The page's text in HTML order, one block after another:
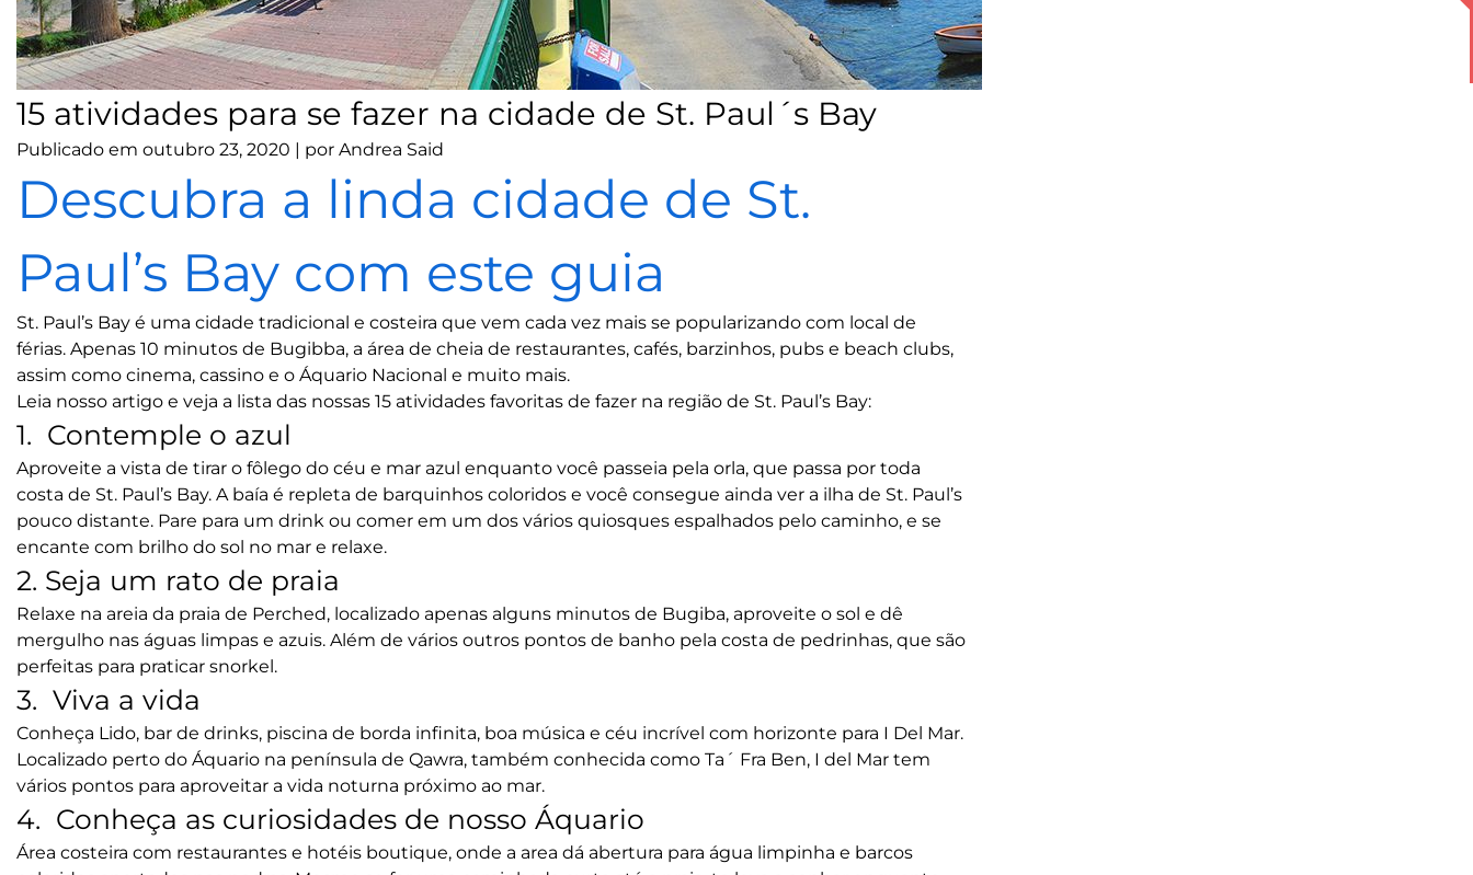
15 atividades para se fazer na cidade de St. Paul´s Bay
Publicado em outubro 23, 2020 | por Andrea Said
Descubra a linda cidade de St.
Paul’s Bay com este guia
St. Paul’s Bay é uma cidade tradicional e costeira que vem cada vez mais se popularizando com local de
férias. Apenas 10 minutos de Bugibba, a área de cheia de restaurantes, cafés, barzinhos, pubs e beach clubs,
assim como cinema, cassino e o Áquario Nacional e muito mais.
Leia nosso artigo e veja a lista das nossas 15 atividades favoritas de fazer na região de St. Paul’s Bay:
1. Contemple o azul
Aproveite a vista de tirar o fôlego do céu e mar azul enquanto você passeia pela orla, que passa por toda
costa de St. Paul’s Bay. A baía é repleta de barquinhos coloridos e você consegue ainda ver a ilha de St. Paul’s
pouco distante. Pare para um drink ou comer em um dos vários quiosques espalhados pelo caminho, e se
encante com brilho do sol no mar e relaxe.
2. Seja um rato de praia
Relaxe na areia da praia de Perched, localizado apenas alguns minutos de Bugiba, aproveite o sol e dê
mergulho nas águas limpas e azuis. Além de vários outros pontos de banho pela costa de pedrinhas, que são
perfeitas para praticar snorkel.
3. Viva a vida
Conheça Lido, bar de drinks, piscina de borda infinita, boa música e céu incrível com horizonte para I Del Mar.
Localizado perto do Áquario na península de Qawra, também conhecida como Ta´ Fra Ben, I del Mar tem
vários pontos para aproveitar a vida noturna próximo ao mar.
4. Conheça as curiosidades de nosso Áquario
Área costeira com restaurantes e hotéis boutique, onde a area dá abertura para água limpinha e barcos